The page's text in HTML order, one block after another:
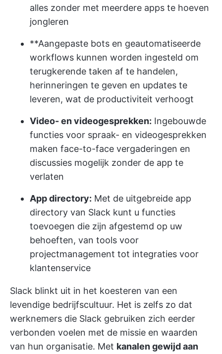
alles zonder met meerdere apps te hoeven
jongleren
**Aangepaste bots en geautomatiseerde
workflows kunnen worden ingesteld om
terugkerende taken af te handelen,
herinneringen te geven en updates te
leveren, wat de productiviteit verhoogt
Video- en videogesprekken: Ingebouwde
functies voor spraak- en videogesprekken
maken face-to-face vergaderingen en
discussies mogelijk zonder de app te
verlaten
App directory: Met de uitgebreide app
directory van Slack kunt u functies
toevoegen die zijn afgestemd op uw
behoeften, van tools voor
projectmanagement tot integraties voor
klantenservice
Slack blinkt uit in het koesteren van een
levendige bedrijfscultuur. Het is zelfs zo dat
werknemers die Slack gebruiken zich eerder
verbonden voelen met de missie en waarden
van hun organisatie. Met kanalen gewijd aan